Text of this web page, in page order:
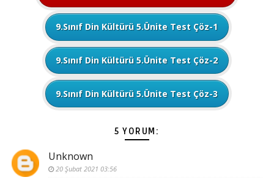
9.Sınıf Din Kültürü 5.Ünite Test Çöz-1
9.Sınıf Din Kültürü 5.Ünite Test Çöz-2
9.Sınıf Din Kültürü 5.Ünite Test Çöz-3
5 YORUM:
Unknown
20 Şubat 2021 03:56